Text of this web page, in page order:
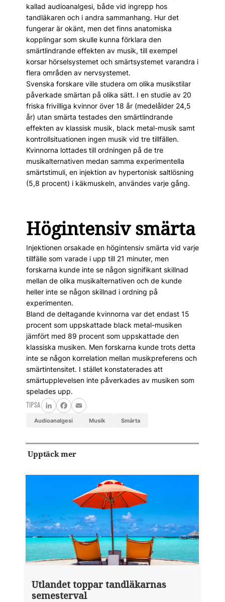
kallad audioanalgesi, både vid ingrepp hos
tandläkaren och i andra sammanhang. Hur det
fungerar är okänt, men det finns anatomiska
kopplingar som skulle kunna förklara den
smärtlindrande effekten av musik, till exempel
korsar hörselsystemet och smärtsystemet varandra i
flera områden av nervsystemet.
Svenska forskare ville studera om olika musikstilar
påverkade smärtan på olika sätt. I en studie av 20
friska frivilliga kvinnor över 18 år (medelålder 24,5
år) utan smärta testades den smärtlindrande
effekten av klassisk musik, black metal-musik samt
kontrollsituationen ingen musik vid tre tillfällen.
Kvinnorna lottades till ordningen på de tre
musikalternativen medan samma experimentella
smärtstimuli, en injektion av hypertonisk saltlösning
(5,8 procent) i käkmuskeln, användes varje gång.
Högintensiv smärta
Injektionen orsakade en högintensiv smärta vid varje
tillfälle som varade i upp till 21 minuter, men
forskarna kunde inte se någon signifikant skillnad
mellan de olika musikalternativen och de kunde
heller inte se någon skillnad i ordning på
experimenten.
Bland de deltagande kvinnorna var det endast 15
procent som uppskattade black metal-musiken
jämfört med 89 procent som uppskattade den
klassiska musiken. Men forskarna kunde trots detta
inte se någon korrelation mellan musikpreferens och
smärtintensitet. I stället konstaterades att
smärtupplevelsen inte påverkades av musiken som
spelades upp.
TIPSA
LinkedInFacebook
Email
audioanalgesi musik smärta
Upptäck mer
Utlandet toppar tandläkarnas
semesterval